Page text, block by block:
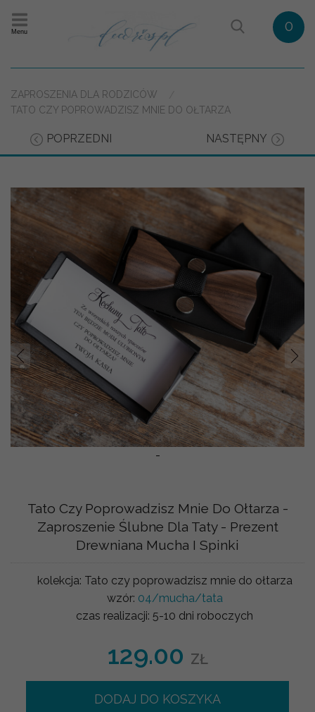
Menu 0
ZAPROSZENIA DLA RODZICÓW
TATO CZY POPROWADZISZ MNIE DO OŁTARZA
POPRZEDNI NASTĘPNY
-
Prev
Tato Czy Poprowadzisz Mnie Do Ołtarza -
Zaproszenie Ślubne Dla Taty - Prezent
Drewniana Mucha I Spinki
kolekcja: Tato czy poprowadzisz mnie do ołtarza
wzór: 04/mucha/tata
czas realizacji: 5-10 dni roboczych
129.00 ZŁ
DODAJ DO KOSZYKA